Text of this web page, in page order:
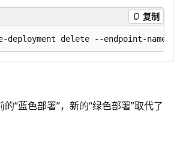
复制
“蓝色部署”，新的“绿色部署”取代了